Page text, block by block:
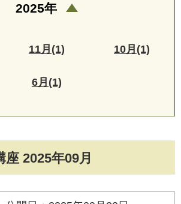
2025年09月
2025年
11月(1) 10月(1)
6月(1)